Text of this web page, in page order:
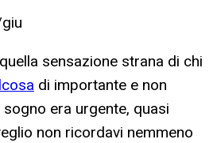
sensazione strana di chi
di importante e non
era urgente, quasi
non ricordavi nemmeno